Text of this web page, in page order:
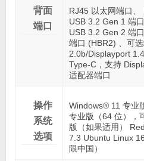
背面
端口
RJ45 以太网端口、
USB 3.2 Gen 1 端
USB 3.2 Gen 2 端
端口 (HBR2) 、可
2.0b/Displayport
Type-C，支持
适配器端口
操作
系统
选项
Windows® 11 专业
专业版（64 位），
版（如果适用）
7.3 Ubuntu Linux
限中国）